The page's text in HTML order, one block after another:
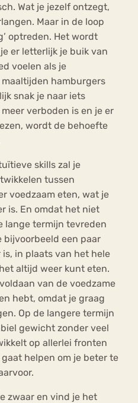
Wat je jezelf ontzegt,
Maar in de loop
optreden. Het wordt
je er letterlijk je buik van
voelen als je
hamburgers
snak je naar iets
verboden is en je er
wordt de behoefte
skills zal je
tussen
voedzaam eten, wat je
is. En omdat het niet
lange termijn tevreden
bijvoorbeeld een paar
in plaats van het hele
altijd weer kunt eten.
van de voedzame
hebt, omdat je graag
Op de langere termijn
gewicht zonder veel
op allerlei fronten
helpen om je beter te
zwaar en vind je het